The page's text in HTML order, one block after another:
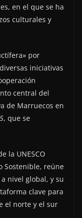
en el que se ha
culturales y
por
iniciativas
central del
de Marruecos en
, que se
la UNESCO
Sostenible, reúne
nivel global, y su
clave para
el norte y el sur